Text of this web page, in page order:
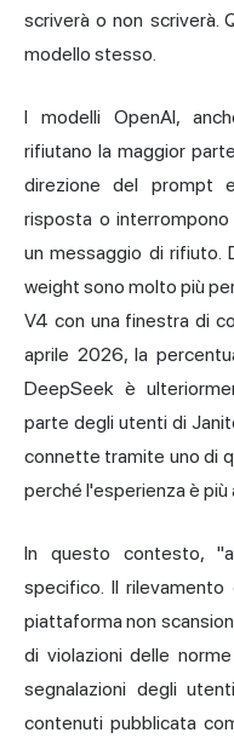
scriverà o non scriverà.
modello stesso.
I modelli OpenAI,
rifiutano la maggior
direzione del prompt
risposta o
un messaggio di rifiuto.
weight sono molto più
V4 con una finestra di
aprile 2026, la
DeepSeek è
parte degli utenti di
connette tramite uno di
perché l'esperienza è più
In questo contesto,
specifico. Il
piattaforma non
di violazioni delle
segnalazioni degli
contenuti pubblicata